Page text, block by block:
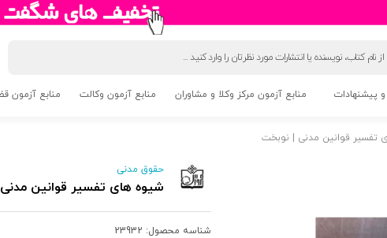
پیشنهادات منابع آزمون مرکز وکلا و مشاوران منابع آزمون وکالت منابع آزمون
تفسیر قوانین مدنی | نوبخت
حقوق مدنی
شیوه های تفسیر قوانین
شناسه محصول: 23932